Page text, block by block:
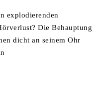
explodierenden
Die Behauptung
dicht an seinem Ohr